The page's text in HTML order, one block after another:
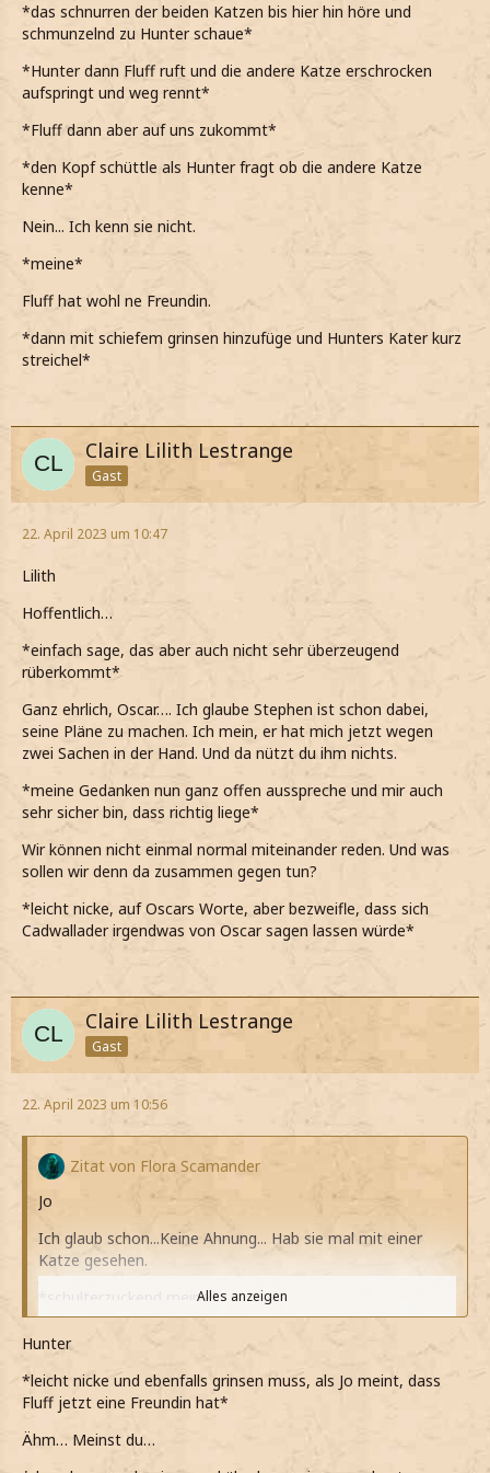
*plötzlich in einer Ecke zwei Katzen ausmache und die
eine sofort als Fluff identifiziere*
*die beiden miteinander am kuscheln sind und auch ganz
leise das Schnurren der beiden vernehme*
*Jo anschaue, die nicht weniger überrascht aussieht als
Fluff?
*leise frage und ihn anschaue*
*die andere Katze uns plötzlich bemerkt und sehr schnell
*dann vermute, was hier gerade am Laufen war und der
Katze hinterhersehe*
*noch immer sprachlos bin und Jo anschaue*
Kanntest du die andere Katze?
ob er sich irgendwas getan hat, aber alles in Ordnung zu
sein scheint*
*das schnurren der beiden Katzen bis hier hin höre und
schmunzelnd zu Hunter schaue*
*Hunter dann Fluff ruft und die andere Katze erschrocken
aufspringt und weg rennt*
*Fluff dann aber auf uns zukommt*
*den Kopf schüttle als Hunter fragt ob die andere Katze
kenne*
Nein... Ich kenn sie nicht.
*meine*
Fluff hat wohl ne Freundin.
*dann mit schiefem grinsen hinzufüge und Hunters Kater kurz
streichel*
Claire Lilith Lestrange
Gast
22. April 2023 um 10:47
Lilith
Hoffentlich…
*einfach sage, das aber auch nicht sehr überzeugend
rüberkommt*
Ganz ehrlich, Oscar…. Ich glaube Stephen ist schon dabei,
seine Pläne zu machen. Ich mein, er hat mich jetzt wegen
zwei Sachen in der Hand. Und da nützt du ihm nichts.
*meine Gedanken nun ganz offen ausspreche und mir auch
sehr sicher bin, dass richtig liege*
Wir können nicht einmal normal miteinander reden. Und was
sollen wir denn da zusammen gegen tun?
*leicht nicke, auf Oscars Worte, aber bezweifle, dass sich
Cadwallader irgendwas von Oscar sagen lassen würde*
Claire Lilith Lestrange
Gast
22. April 2023 um 10:56
Zitat von Flora Scamander
Jo
Ich glaub schon...Keine Ahnung... Hab sie mal mit einer
Katze gesehen.
*schulterzuckend meine*
*bei seinen Worten leicht grinse*
*er dann meint das es nicht so schlimm werden wird und
ihn kurz dankbar anlächle*
*wir mit Abstand vor der Weide zustehen kommen und
Alles anzeigen
Hunter
*leicht nicke und ebenfalls grinsen muss, als Jo meint, dass
Fluff jetzt eine Freundin hat*
Ähm… Meinst du…